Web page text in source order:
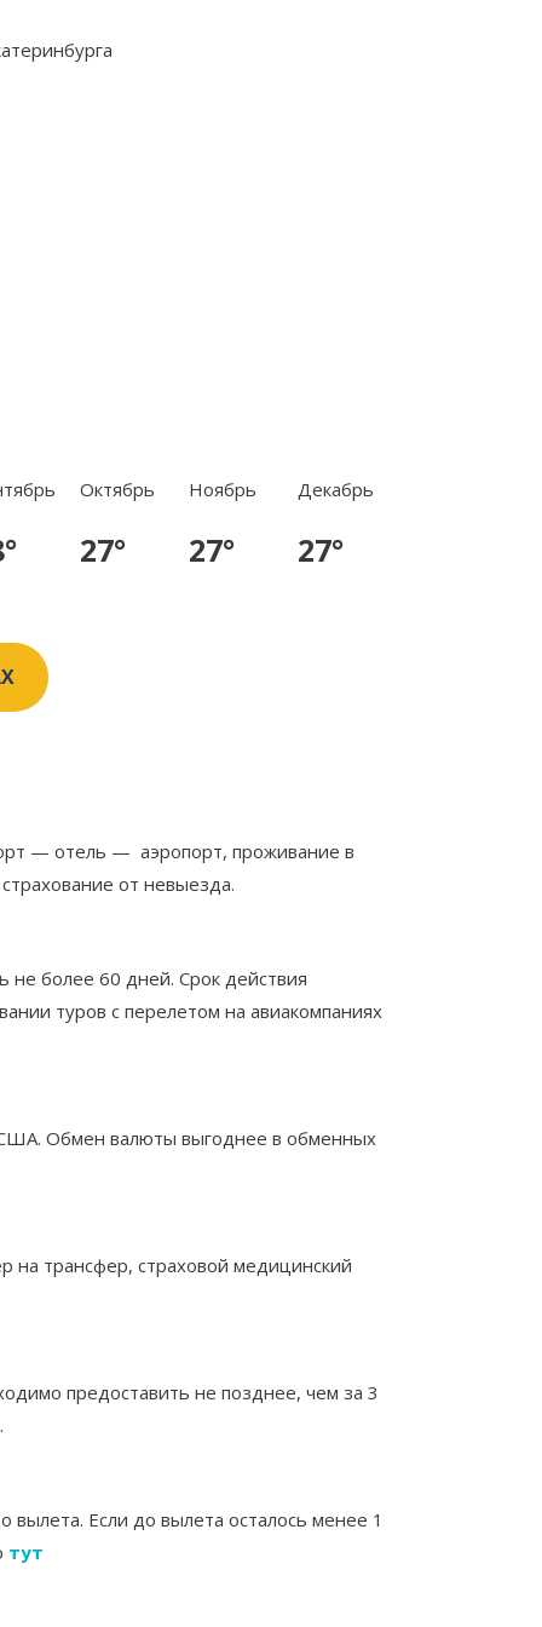
Октябрь
27°
Ноябрь
27°
Декабрь
27°
— отель — аэропорт, проживание в
от невыезда.
не более 60 дней. Срок действия
туров с перелетом на авиакомпаниях
США. Обмен валюты выгоднее в обменных
на трансфер, страховой медицинский
предоставить не позднее, чем за 3
Если до вылета осталось менее 1
тут